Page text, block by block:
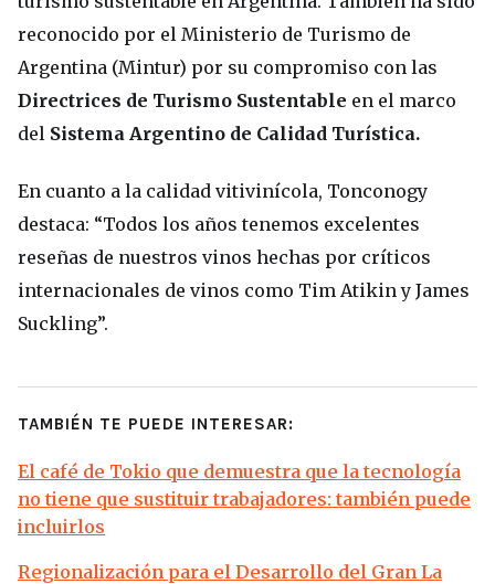
reconocido por el Ministerio de Turismo de
Argentina (Mintur) por su compromiso con las
Directrices de Turismo Sustentable en el marco
del Sistema Argentino de Calidad Turística.
En cuanto a la calidad vitivinícola, Tonconogy
destaca: “Todos los años tenemos excelentes
reseñas de nuestros vinos hechas por críticos
internacionales de vinos como Tim Atikin y James
Suckling”.
TAMBIÉN TE PUEDE INTERESAR:
El café de Tokio que demuestra que la tecnología
no tiene que sustituir trabajadores: también puede
incluirlos
Regionalización para el Desarrollo del Gran La